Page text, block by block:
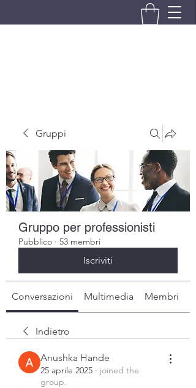
Gruppi
Gruppo per professionisti
Pubblico · 53 membri
Iscriviti
Conversazioni Multimedia Membri
Indietro
Anushka Hande
25 aprile 2025 · joined the
group.